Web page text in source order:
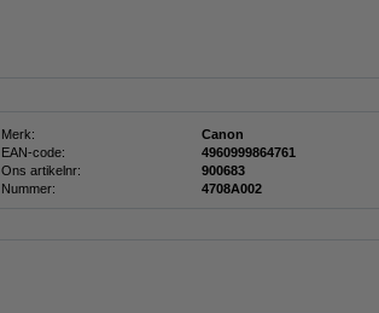
Merk:
Canon
EAN-code:
4960999864761
Ons artikelnr:
900683
Nummer: 4708A002